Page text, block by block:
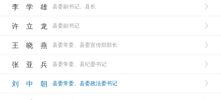
李学雄 县委副书记、县长
许立龙 县委副书记
王晓燕 县委常委、县委宣传部部长
张亚兵 县委常委、县纪委书记
刘中朝 县委常委、县委政法委书记